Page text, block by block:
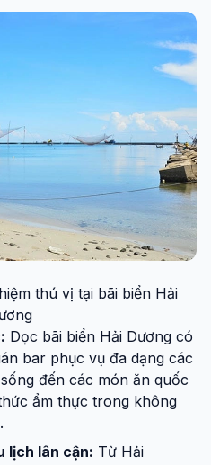
thú vị tại bãi biển Hải
Dọc bãi biển Hải Dương có
bar phục vụ đa dạng các
đến các món ăn quốc
ẩm thực trong không
lịch lân cận: Từ Hải